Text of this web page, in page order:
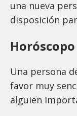
una nueva
disposición
Una persona
favor muy
alguien